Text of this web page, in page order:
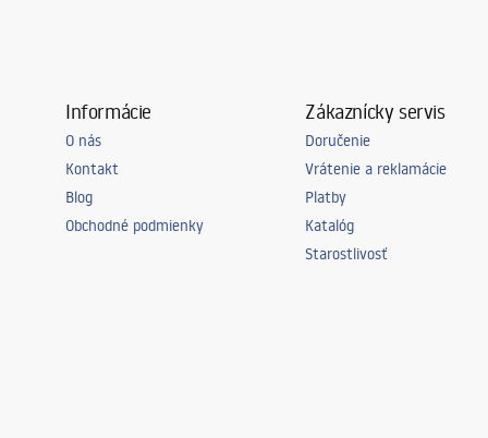
Informácie
O nás
Kontakt
Blog
Obchodné podmienky
Zákaznícky servis
Doručenie
Vrátenie a reklamácie
Platby
Katalóg
Starostlivosť